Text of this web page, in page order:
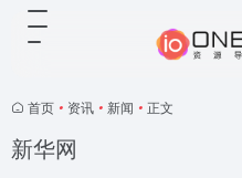
首页 • 资讯 • 新闻 • 正文
新华网